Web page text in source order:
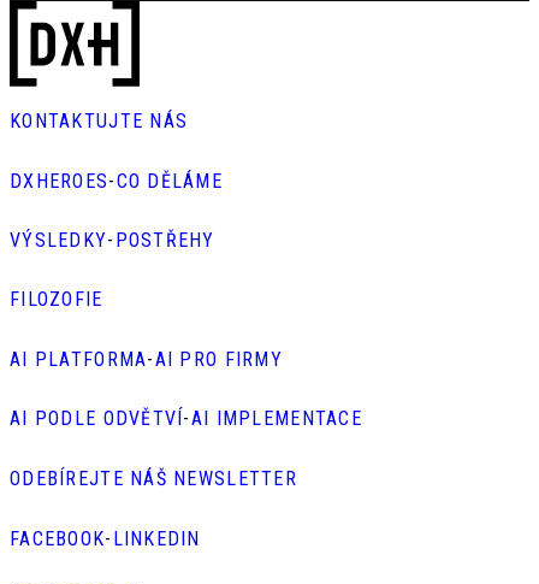
KONTAKTUJTE NÁS
DXHEROES-CO DĚLÁME
VÝSLEDKY- POSTŘEHY
FILOZOFIE
AI PLATFORMA-AI PRO FIRMY
AI PODLE ODVĚTVÍ-AI IMPLEMENTACE
ODEBÍREJTE NÁŠ NEWSLETTER
FACEBOOK- LINKEDIN